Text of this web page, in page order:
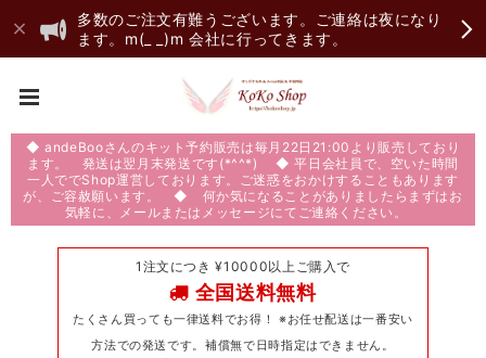
多数のご注文有難うございます。ご連絡は夜になり
ます。m(_ _)m 会社に行ってきます。
◆ andeBooさんのキット予約販売は毎月22日21:00より販売しており
ます。 発送は翌月末発送です(*^^*) ◆ 平日会社員で、空いた時間
一人ででShop運営しております。ご迷惑をおかけすることもあります
が、ご容赦願います。 ◆ 何か気になることがありましたらまずはお
気軽に、メールまたはメッセージにてご連絡ください。
1注文につき ¥10000以上ご購入で
全国送料無料
たくさん買っても一律送料でお得！ ※お任せ配送は一番安い
方法での発送です。補償無で日時指定はできません。